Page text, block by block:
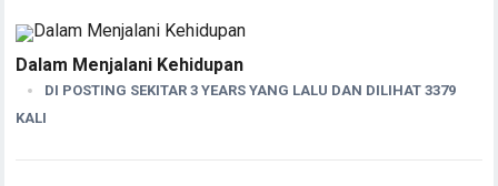
Dalam Menjalani Kehidupan
DI POSTING SEKITAR 3 YEARS YANG LALU DAN DILIHAT 3379
KALI